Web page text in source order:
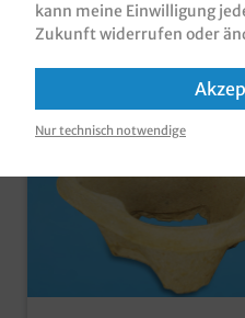
kann meine Einwilligung
Zukunft widerrufen oder
Nur technisch notwendige